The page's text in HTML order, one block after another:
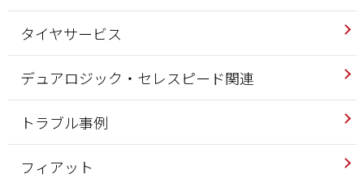
タイヤサービス
デュアロジック・セレスピード関連
トラブル事例
フィアット